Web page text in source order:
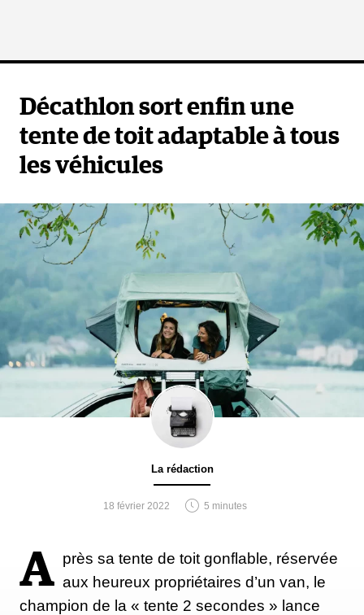
Décathlon sort enfin une
tente de toit adaptable à tous
les véhicules
La rédaction
18 février 2022 5 minutes
A près sa tente de toit gonflable, réservée
aux heureux propriétaires d’un van, le
champion de la « tente 2 secondes » lance